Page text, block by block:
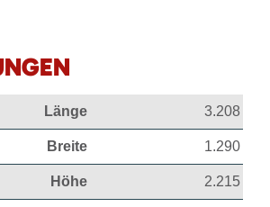
Länge 3.208 mm
Breite 1.290 mm
Höhe 2.215 mm